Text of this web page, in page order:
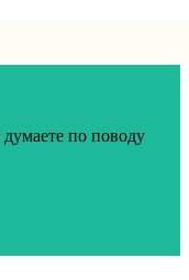
по поводу